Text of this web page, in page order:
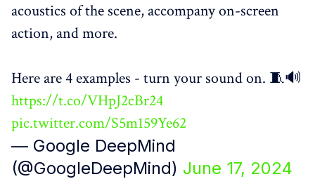
acoustics of the scene, accompany on-screen
action, and more.
Here are 4 examples - turn your sound on. 🧵🔊
https://t.co/VHpJ2cBr24
pic.twitter.com/S5m159Ye62
— Google DeepMind
(@GoogleDeepMind) June 17, 2024